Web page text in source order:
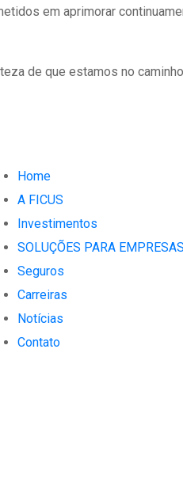
em aprimorar
de que estamos no
Home
A FICUS
Investimentos
SOLUÇÕES PARA EMPRESAS
Seguros
Carreiras
Notícias
Contato